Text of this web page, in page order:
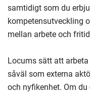
samtidigt som du
kompetensutveckling
mellan arbete och
Locums sätt att
såväl som externa
och nyfikenhet. Om